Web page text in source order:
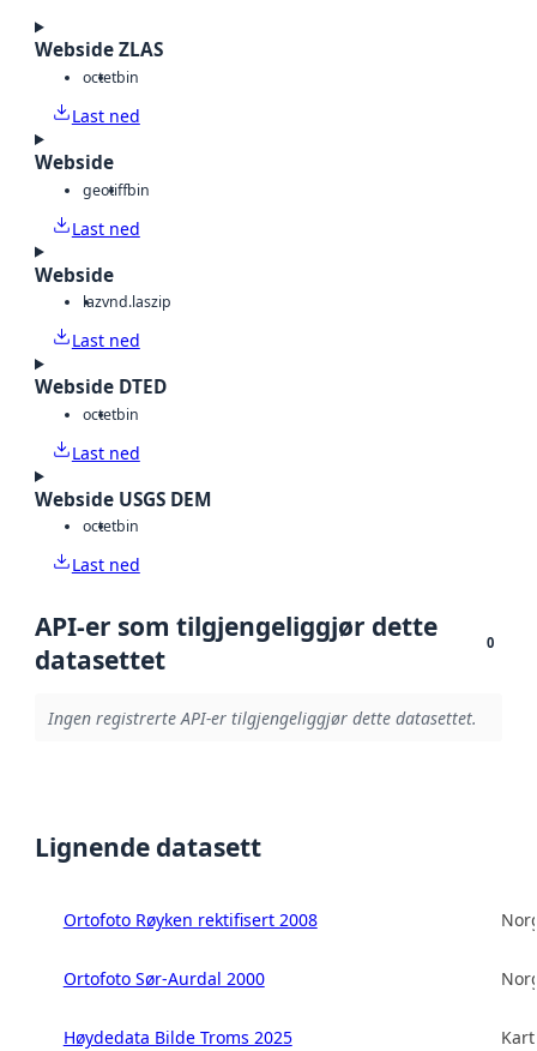
Webside ZLAS
octetbin
Last ned
Webside
geotiffbin
Last ned
Webside
lazvnd.laszip
Last ned
Webside DTED
octetbin
Last ned
Webside USGS DEM
octetbin
Last ned
API-er som tilgjengeliggjør dette
datasettet
0
Ingen registrerte API-er tilgjengeliggjør dette datasettet.
Lignende datasett
Ortofoto Røyken rektifisert 2008
Ortofoto Sør-Aurdal 2000
Høydedata Bilde Troms 2025